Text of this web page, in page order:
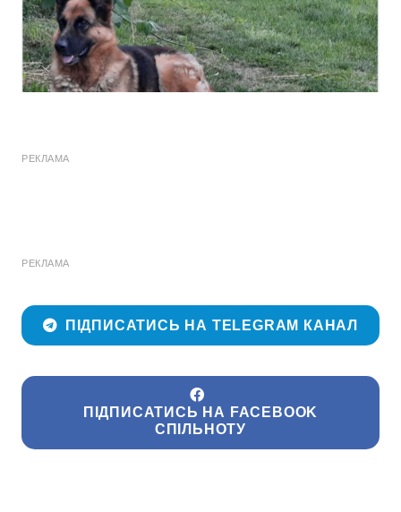
РЕКЛАМА
РЕКЛАМА
ПІДПИСАТИСЬ НА TELEGRAM КАНАЛ
ПІДПИСАТИСЬ НА FACEBOOK
СПІЛЬНОТУ